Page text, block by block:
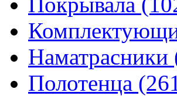
Наматрасники
Полотенца